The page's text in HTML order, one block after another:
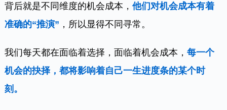
背后就是不同维度的机会成本，他们对机会成本有着
准确的“推演” ，所以显得不同寻常。
我们每天都在面临着选择，面临着机会成本，每一个
机会的抉择，都将影响着自己一生进度条的某个时
刻。